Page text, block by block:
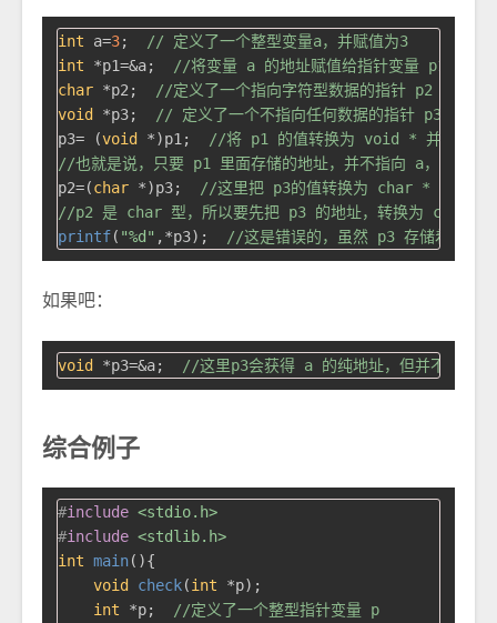
int a=3;
// 定义了一个整型变量a，并赋值为3
int *p1=&a;
//将变量 a 的地址赋值给指针变量 p1
char *p2;
//定义了一个指向字符型数据的指针 p2
void
*p3;
// 定义了一个不指向任何数据的指针 p3
p3= (void *)p1;
//将 p1 的值转换为 void * 并传递给
//也就是说，只要 p1 里面存储的地址，并不指向 a，知识记
p2=(char *)p3;
//这里把 p3的值转换为 char * 并传递
//p2 是 char 型，所以要先把 p3 的地址，转换为 char*型
printf( "%d" ,*p3); //这是错误的，虽然 p3 存储着 a 的
如果吧：
void *p3=&a; //这里p3会获得 a 的纯地址，但并不指向a
综合例子
#include <stdio.h>
#include <stdlib.h>
int main(){
void
check(int *p) ;
int *p;
//定义了一个整型指针变量 p